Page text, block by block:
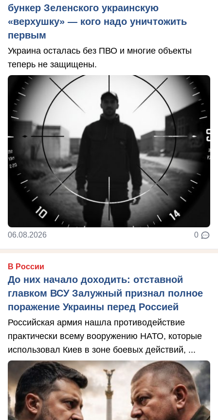
бункер Зеленского украинскую
«верхушку» — кого надо уничтожить
первым
Украина осталась без ПВО и многие объекты
теперь не защищены.
06.08.2026 0
В России
До них начало доходить: отставной
главком ВСУ Залужный признал полное
поражение Украины перед Россией
Российская армия нашла противодействие
практически всему вооружению НАТО, которые
использовал Киев в зоне боевых действий, ...